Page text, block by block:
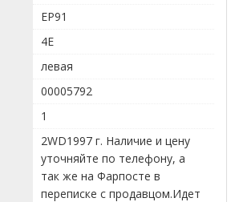
EP91
4E
левая
00005792
1
2WD1997 г. Наличие и цену
уточняйте по телефону, а
так же на Фарпосте в
переписке с продавцом.Идет